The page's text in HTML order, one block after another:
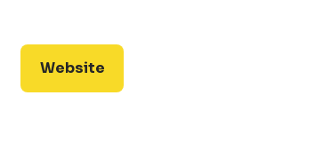
Website